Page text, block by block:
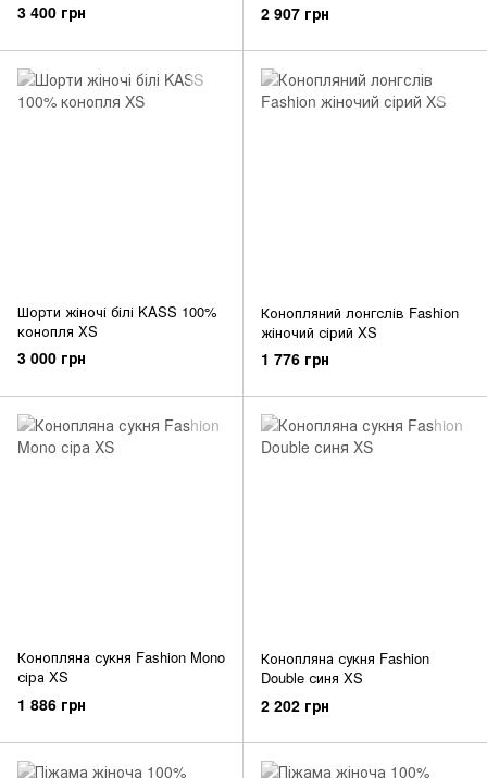
3 400 грн 2 907 грн
Шорти жіночі білі KASS 100%
конопля XS
3 000 грн
Конопляний лонгслів Fashion
жіночий сірий XS
1 776 грн
Конопляна сукня Fashion Mono
сіра XS
1 886 грн
Конопляна сукня Fashion
Double синя XS
2 202 грн